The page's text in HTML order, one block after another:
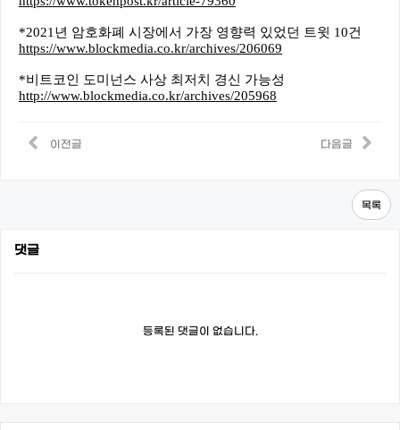
*2021년 암호화폐 시장에서 가장 영향력 있었던 트윗 10건
https://www.blockmedia.co.kr/archives/206069
*비트코인 도미넌스 사상 최저치 경신 가능성
http://www.blockmedia.co.kr/archives/205968
이전글 다음글
목록
댓글
등록된 댓글이 없습니다.